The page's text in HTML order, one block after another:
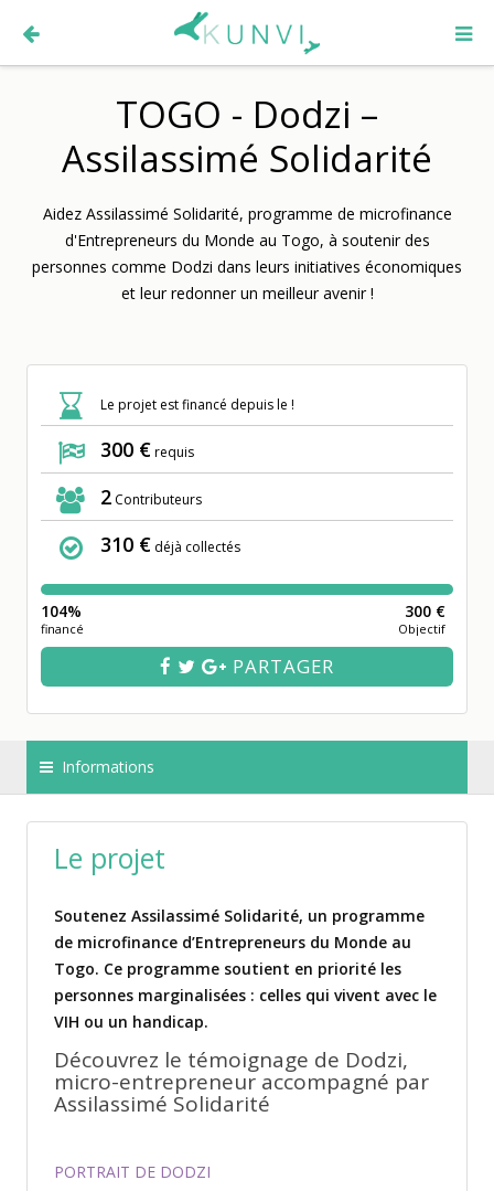
TOGO - Dodzi –
Assilassimé Solidarité
Aidez Assilassimé Solidarité, programme de microfinance
d'Entrepreneurs du Monde au Togo, à soutenir des
personnes comme Dodzi dans leurs initiatives économiques
et leur redonner un meilleur avenir !
Le projet est financé depuis le !
300 €requis
2 Contributeurs
310 € déjà collectés
104%
financé
300 €
Objectif
PARTAGER
Informations
Le projet
Soutenez Assilassimé Solidarité, un programme
de microfinance d’Entrepreneurs du Monde au
Togo. Ce programme soutient en priorité les
personnes marginalisées : celles qui vivent avec le
VIH ou un handicap.
Découvrez le témoignage de Dodzi,
micro-entrepreneur accompagné par
Assilassimé Solidarité
PORTRAIT DE DODZI